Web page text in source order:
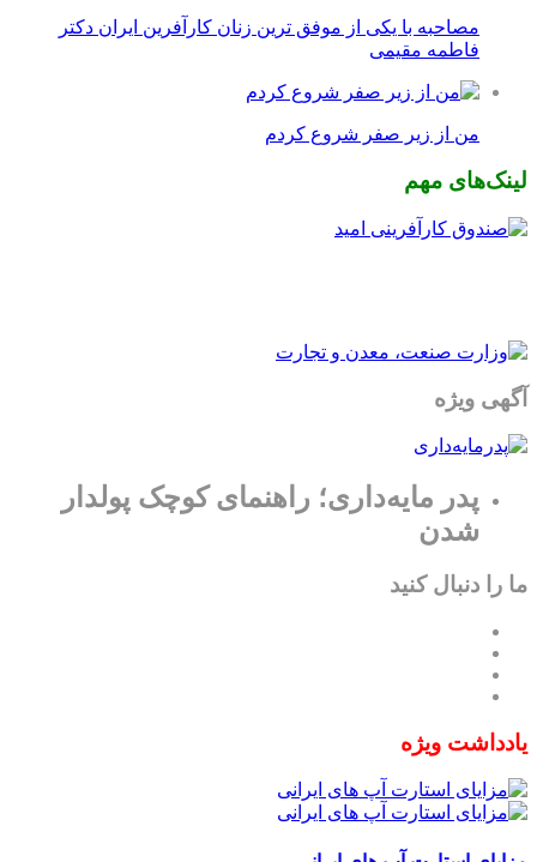
مصاحبه با یکی از موفق ترین زنان کارآفرین ایران دکتر
فاطمه مقیمی
من از زیر صفر شروع کردم
لینک‌های مهم
آگهی ویژه
پدر مایه‌داری؛ راهنمای کوچک پولدار
شدن
ما را دنبال کنید
یادداشت ویژه